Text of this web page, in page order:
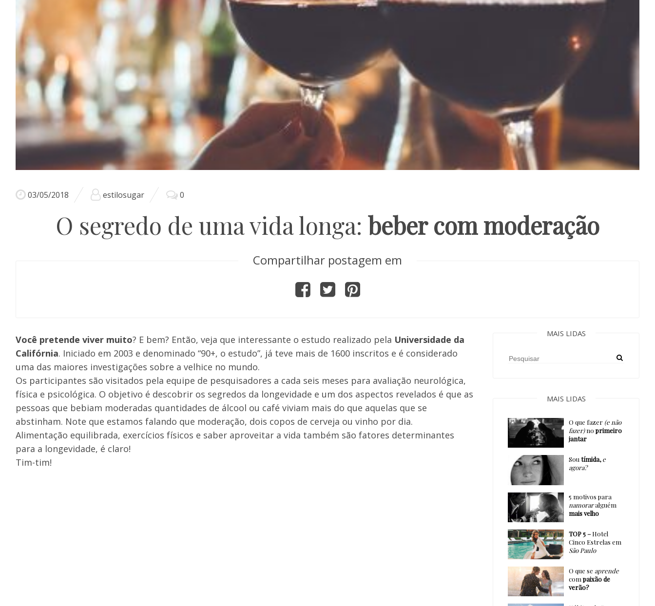
03/05/2018 estilosugar 0
O segredo de uma vida longa: beber com moderação
Compartilhar postagem em
Você pretende viver muito? E bem? Então, veja que interessante o estudo realizado pela Universidade da
Califórnia. Iniciado em 2003 e denominado “90+, o estudo”, já teve mais de 1600 inscritos e é considerado
uma das maiores investigações sobre a velhice no mundo.
Os participantes são visitados pela equipe de pesquisadores a cada seis meses para avaliação neurológica,
física e psicológica. O objetivo é descobrir os segredos da longevidade e um dos aspectos revelados é que as
pessoas que bebiam moderadas quantidades de álcool ou café viviam mais do que aquelas que se
abstinham. Note que estamos falando que moderação, dois copos de cerveja ou vinho por dia.
Alimentação equilibrada, exercícios físicos e saber aproveitar a vida também são fatores determinantes
para a longevidade, é claro!
Tim-tim!
MAIS LIDAS
MAIS LIDAS
O que fazer (e não
fazer)noprimeiro
jantar
Sou tímida, e
agora?
5 motivos para
namoraralguém
mais velho
TOP 5 –Hotel
Cinco Estrelas em
São Paulo
O que se aprende
compaixão de
verão?